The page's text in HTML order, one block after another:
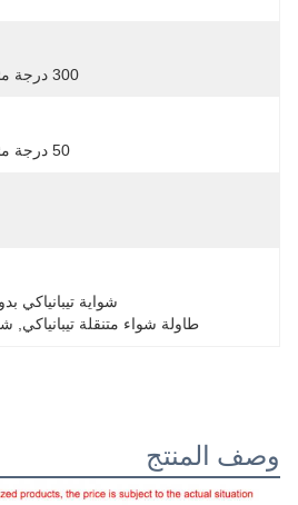
300 درجة مئوية (572 درجة فهرنهايت)
50 درجة مئوية (122 درجة فهرنهايت)
شواية
طاولة شواء متنقلة تيبانياكي
وصف المنتج